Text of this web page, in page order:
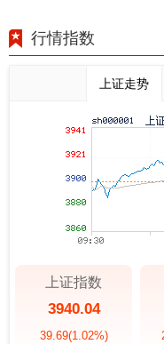
行情指数
上证走势
上证指数
3940.04
39.69(1.02%)